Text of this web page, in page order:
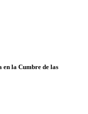
en la Cumbre de las